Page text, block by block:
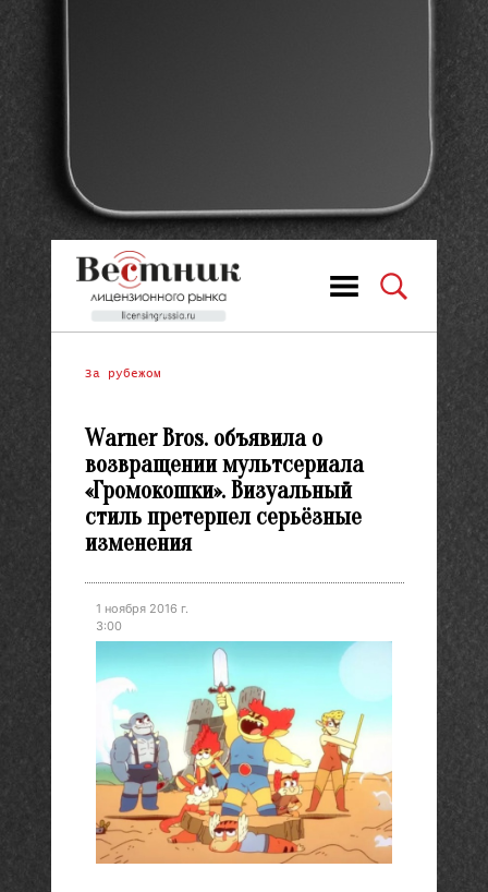
За рубежом
Warner Bros. объявила о
возвращении мультсериала
«Громокошки». Визуальный
стиль претерпел серьёзные
изменения
1 ноября 2016 г.
3:00